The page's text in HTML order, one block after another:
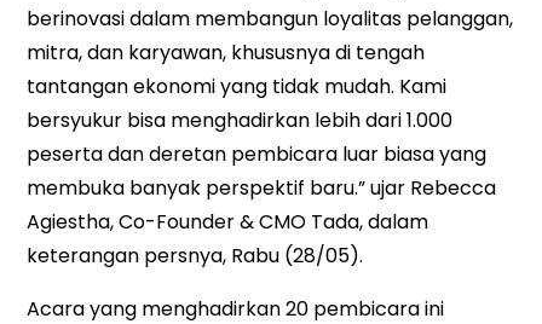
berinovasi dalam membangun loyalitas pelanggan,
mitra, dan karyawan, khususnya di tengah
tantangan ekonomi yang tidak mudah. Kami
bersyukur bisa menghadirkan lebih dari 1.000
peserta dan deretan pembicara luar biasa yang
membuka banyak perspektif baru.” ujar Rebecca
Agiestha, Co-Founder & CMO Tada, dalam
keterangan persnya, Rabu (28/05).
Acara yang menghadirkan 20 pembicara ini